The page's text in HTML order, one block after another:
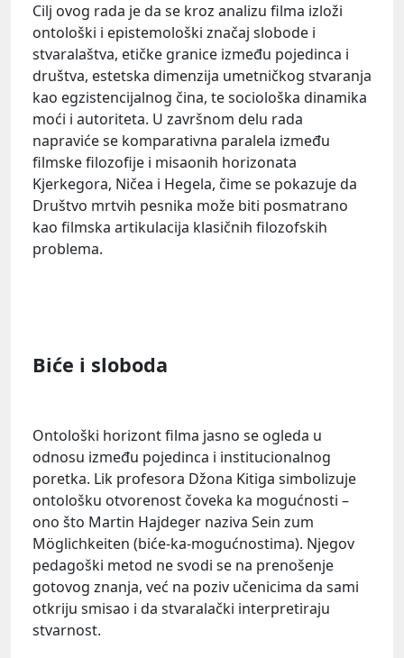
Cilj ovog rada je da se kroz analizu filma izloži
ontološki i epistemološki značaj slobode i
stvaralaštva, etičke granice između pojedinca i
društva, estetska dimenzija umetničkog stvaranja
kao egzistencijalnog čina, te sociološka dinamika
moći i autoriteta. U završnom delu rada
napraviće se komparativna paralela između
filmske filozofije i misaonih horizonata
Kjerkegora, Ničea i Hegela, čime se pokazuje da
Društvo mrtvih pesnika može biti posmatrano
kao filmska artikulacija klasičnih filozofskih
problema.
Biće i sloboda
Ontološki horizont filma jasno se ogleda u
odnosu između pojedinca i institucionalnog
poretka. Lik profesora Džona Kitiga simbolizuje
ontološku otvorenost čoveka ka mogućnosti –
ono što Martin Hajdeger naziva Sein zum
Möglichkeiten (biće-ka-mogućnostima). Njegov
pedagoški metod ne svodi se na prenošenje
gotovog znanja, već na poziv učenicima da sami
otkriju smisao i da stvaralački interpretiraju
stvarnost.